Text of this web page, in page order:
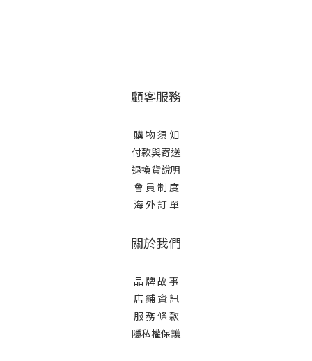
顧客服務
購 物 須 知
付款與寄送
退換貨說明
會 員 制 度
海 外 訂 單
關於我們
品 牌 故 事
店 鋪 資 訊
服 務 條 款
隱私權保護